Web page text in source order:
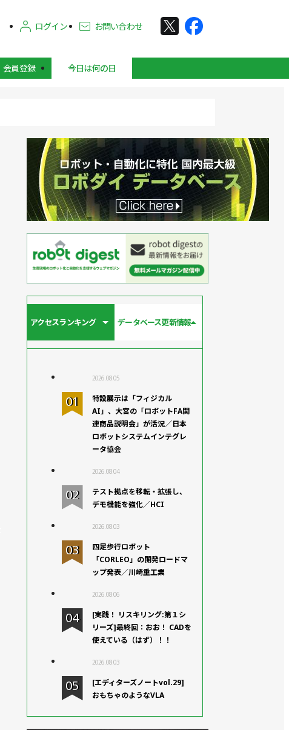
ログイン お問い合わせ
会員登録 今日は何の日
アクセスランキング データベース更新情報
2026.08.05
特設展示は「フィジカル
AI」、大宮の「ロボットFA関
連商品説明会」が活況／日本
ロボットシステムインテグレ
ータ協会
2026.08.04
テスト拠点を移転・拡張し、
デモ機能を強化／HCI
2026.08.03
四足歩行ロボット
「CORLEO」の開発ロードマ
ップ発表／川崎重工業
2026.08.06
[実践！ リスキリング:第１シ
リーズ]最終回：おお！ CADを
使えている（はず）！！
2026.08.03
[エディターズノートvol.29]
おもちゃのようなVLA